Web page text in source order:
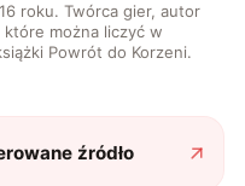
roku. Twórca gier, autor
można liczyć w
Powrót do Korzeni.
źródło